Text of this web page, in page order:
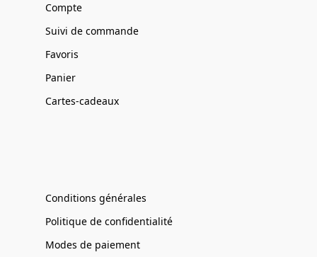
Compte
Suivi de commande
Favoris
Panier
Cartes-cadeaux
Conditions générales
Politique de confidentialité
Modes de paiement